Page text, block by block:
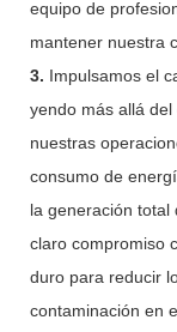
equipo de
mantener nuestra
3. Impulsamos el
yendo más allá
nuestras
consumo de
la generación total
claro compromiso
duro para reducir
contaminación en